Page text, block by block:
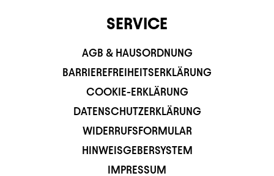
SERVICE
AGB & HAUSORDNUNG
BARRIEREFREIHEITSERKLÄRUNG
COOKIE-ERKLÄRUNG
DATENSCHUTZERKLÄRUNG
WIDERRUFSFORMULAR
HINWEISGEBERSYSTEM
IMPRESSUM